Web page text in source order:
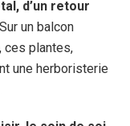
d’un retour
Sur un balcon
ces plantes,
une herboristerie